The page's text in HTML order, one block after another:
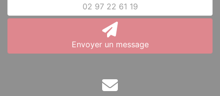
02 97 22 61 19
Envoyer un message